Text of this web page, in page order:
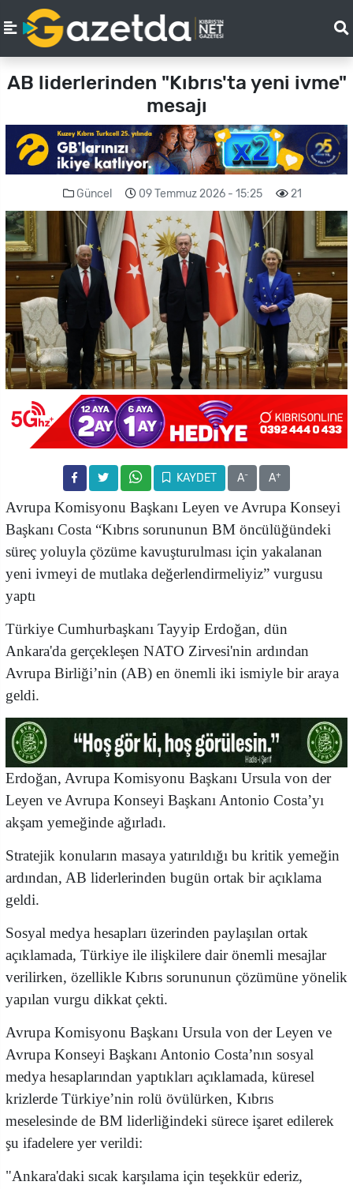
AB liderlerinden "Kıbrıs'ta yeni ivme"
mesajı
Güncel 09 Temmuz 2026 - 15:25 21
KAYDET A- A+
Avrupa Komisyonu Başkanı Leyen ve Avrupa Konseyi
Başkanı Costa “Kıbrıs sorununun BM öncülüğündeki
süreç yoluyla çözüme kavuşturulması için yakalanan
yeni ivmeyi de mutlaka değerlendirmeliyiz” vurgusu
yaptı
Türkiye Cumhurbaşkanı Tayyip Erdoğan, dün
Ankara'da gerçekleşen NATO Zirvesi'nin ardından
Avrupa Birliği’nin (AB) en önemli iki ismiyle bir araya
geldi.
​Erdoğan, Avrupa Komisyonu Başkanı Ursula von der
Leyen ve Avrupa Konseyi Başkanı Antonio Costa’yı
akşam yemeğinde ağırladı.
Stratejik konuların masaya yatırıldığı bu kritik yemeğin
ardından, AB liderlerinden bugün ortak bir açıklama
geldi.
​Sosyal medya hesapları üzerinden paylaşılan ortak
açıklamada, Türkiye ile ilişkilere dair önemli mesajlar
verilirken, özellikle Kıbrıs sorununun çözümüne yönelik
yapılan vurgu dikkat çekti.
Avrupa Komisyonu Başkanı Ursula von der Leyen ve
Avrupa Konseyi Başkanı Antonio Costa’nın sosyal
medya hesaplarından yaptıkları açıklamada, küresel
krizlerde Türkiye’nin rolü övülürken, Kıbrıs
meselesinde de BM liderliğindeki sürece işaret edilerek
şu ifadelere yer verildi:
​"Ankara'daki sıcak karşılama için teşekkür ederiz,